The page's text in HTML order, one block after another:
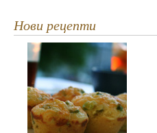
Нови рецепти